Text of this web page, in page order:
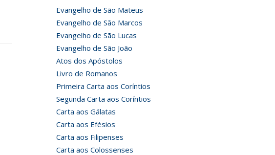
Evangelho de São Mateus
Evangelho de São Marcos
Evangelho de São Lucas
Evangelho de São João
Atos dos Apóstolos
Livro de Romanos
Primeira Carta aos Coríntios
Segunda Carta aos Coríntios
Carta aos Gálatas
Carta aos Efésios
Carta aos Filipenses
Carta aos Colossenses